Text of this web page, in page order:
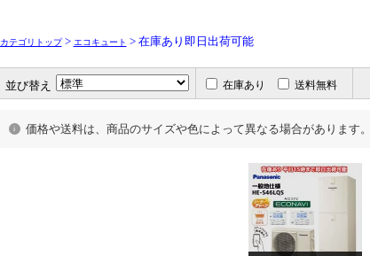
カテゴリトップ> エコキュート > 在庫あり即日出荷可能
並び替え 在庫あり 送料無料
価格や送料は、商品のサイズや色によって異なる場合があります。